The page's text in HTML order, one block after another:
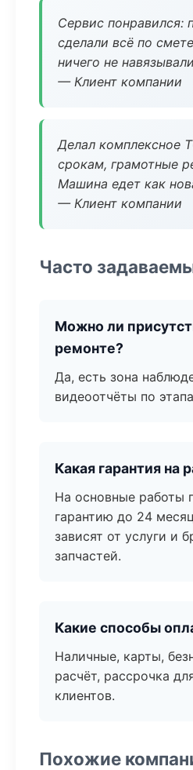
Сервис понравился:
сделали всё по
ничего не
— Клиент компании
Делал комплексное
срокам, грамотные
Машина едет как
— Клиент компании
Часто
Можно ли
ремонте?
Да, есть зона
видеоотчёты по
Какая гарантия на
На основные работы
гарантию до 24
зависят от услуги и
запчастей.
Какие способы
Наличные, карты,
расчёт, рассрочка
клиентов.
Похожие